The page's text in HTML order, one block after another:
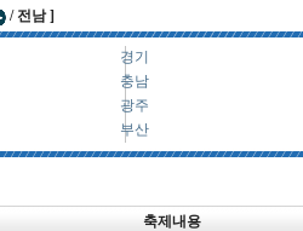
/ 전남 ]
경기
충남
광주
부산
축제내용